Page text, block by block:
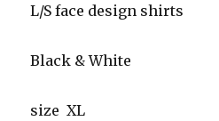
L/S face design shirts
Black & White
size XL